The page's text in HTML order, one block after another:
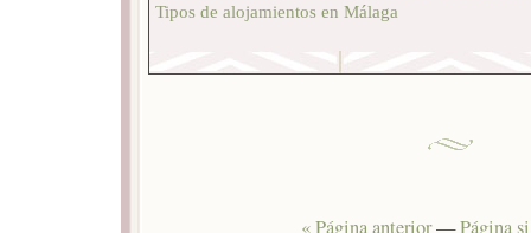
Tipos de alojamientos en Málaga
« Página anterior—Página